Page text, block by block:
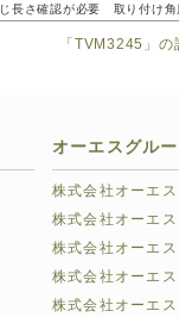
長さ確認が必要 取り付け角
「TVM3245」
オーエスグル
株式会社オーエス
株式会社オーエス
株式会社オーエ
株式会社オーエ
株式会社オーエ